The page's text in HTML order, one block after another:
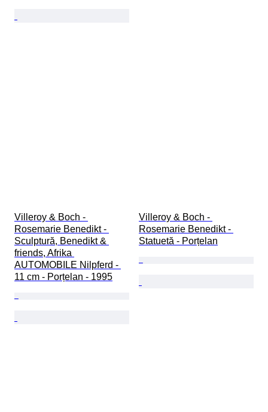
Villeroy & Boch -
Rosemarie Benedikt -
Sculptură, Benedikt &
friends, Afrika
AUTOMOBILE Nilpferd -
11 cm - Porțelan - 1995
Villeroy & Boch -
Rosemarie Benedikt -
Statuetă - Porțelan